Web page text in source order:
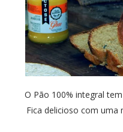
O Pão 100% integral
Fica delicioso com uma